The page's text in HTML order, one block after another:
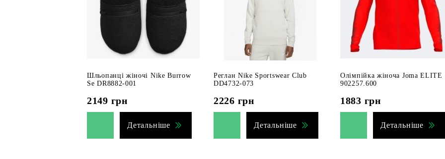
Шльопанці жіночі Nike Burrow
Se DR8882-001
2149 грн
Детальніше
Реглан Nike Sportswear Club
DD4732-073
2226 грн
Детальніше
Олімпійка жіноча Joma
902257.600
1883 грн
Детальніше